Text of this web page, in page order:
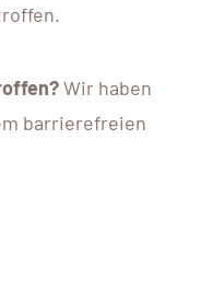
Wir haben
barrierefreien